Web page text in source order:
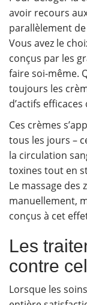
avoir recours
parallèlement
Vous avez le
conçus par les
faire soi-même.
toujours les
d’actifs
Ces crèmes
tous les jours –
la circulation
toxines tout en
Le massage
manuellement,
conçus à cet
Les
contre
Lorsque les